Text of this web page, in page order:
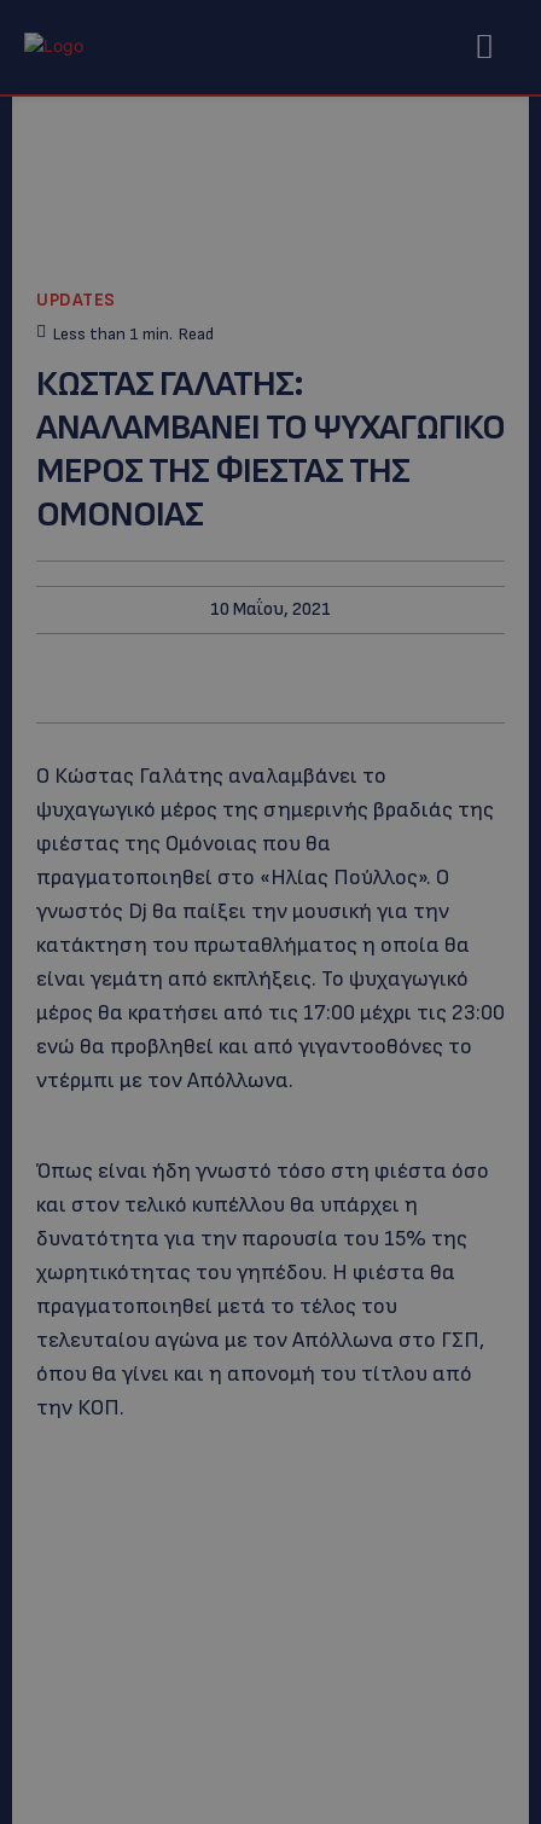
UPDATES
Less than 1 min. Read
ΚΩΣΤΑΣ ΓΑΛΑΤΗΣ:
ΑΝΑΛΑΜΒΑΝΕΙ ΤΟ ΨΥΧΑΓΩΓΙΚΟ
ΜΕΡΟΣ ΤΗΣ ΦΙΕΣΤΑΣ ΤΗΣ
ΟΜΟΝΟΙΑΣ
10 Μαΐου, 2021
Ο Κώστας Γαλάτης αναλαμβάνει το
ψυχαγωγικό μέρος της σημερινής βραδιάς της
φιέστας της Ομόνοιας που θα
πραγματοποιηθεί στο «Ηλίας Πούλλος». Ο
γνωστός Dj θα παίξει την μουσική για την
κατάκτηση του πρωταθλήματος η οποία θα
είναι γεμάτη από εκπλήξεις. Το ψυχαγωγικό
μέρος θα κρατήσει από τις 17:00 μέχρι τις 23:00
ενώ θα προβληθεί και από γιγαντοοθόνες το
ντέρμπι με τον Απόλλωνα.
Όπως είναι ήδη γνωστό τόσο στη φιέστα όσο
και στον τελικό κυπέλλου θα υπάρχει η
δυνατότητα για την παρουσία του 15% της
χωρητικότητας του γηπέδου. Η φιέστα θα
πραγματοποιηθεί μετά το τέλος του
τελευταίου αγώνα με τον Απόλλωνα στο ΓΣΠ,
όπου θα γίνει και η απονομή του τίτλου από
την ΚΟΠ.